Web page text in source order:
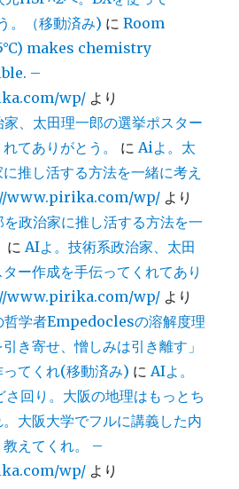
。（移動済み) にRoom
makes chemistry
–
wp/ より
、太田理一郎の選挙ポスター
てありがとう。
に Aiよ。太
推し活する方法を一緒に考え
www.pirika.com/wp/ より
政治家に推し活する方法を一
に AIよ。技術系政治家、太田
ー作成を手伝ってくれてあり
www.pirika.com/wp/ より
哲学者Empedoclesの溶解度理
き寄せ、憎しみは引き離す」
てくれ(移動済み) に AIよ。
回り。大阪の地理はもっとち
大阪大学でフルに講義した内
えてくれ。 –
wp/ より